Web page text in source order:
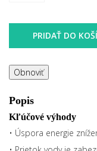
PRIDAŤ DO
Popis
Kľúčové výhody
• Úspora energie